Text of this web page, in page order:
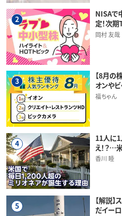
2
NISAで
定！次
岡村 友哉
3
【8月の
オンや
福ちゃん
4
11人に1
え！？…
香川 睦
5
【解説
だイー